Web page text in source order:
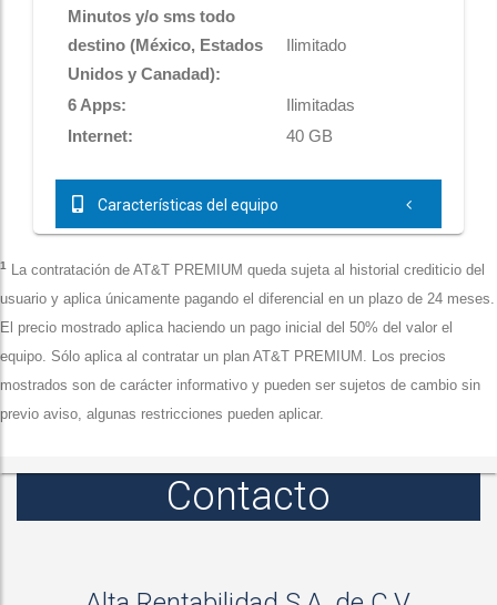
Minutos y/o sms todo
destino (México, Estados
Unidos y Canadad):
Ilimitado
6 Apps:
Ilimitadas
Internet:
40 GB
Características del equipo
1
La contratación de AT&T PREMIUM queda sujeta al historial crediticio del
usuario y aplica únicamente pagando el diferencial en un plazo de 24 meses.
El precio mostrado aplica haciendo un pago inicial del 50% del valor el
equipo. Sólo aplica al contratar un plan AT&T PREMIUM. Los precios
mostrados son de carácter informativo y pueden ser sujetos de cambio sin
previo aviso, algunas restricciones pueden aplicar.
Contacto